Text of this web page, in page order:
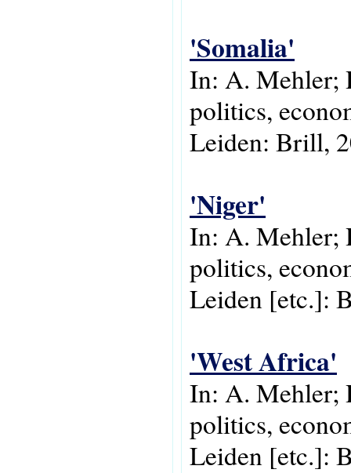
'Somalia'
In: A. Mehler;
politics,
Leiden: Brill,
'Niger'
In: A. Mehler;
politics,
Leiden [etc.]:
'West Africa'
In: A. Mehler;
politics,
Leiden [etc.]: